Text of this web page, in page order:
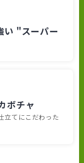
い "スーパー
ボチャ
立てにこだわった